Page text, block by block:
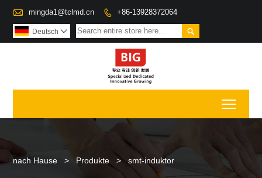
 mingda1@tclmd.cn  +86-13928372064

Deutsch 
nach Hause > Produkte > smt-induktor